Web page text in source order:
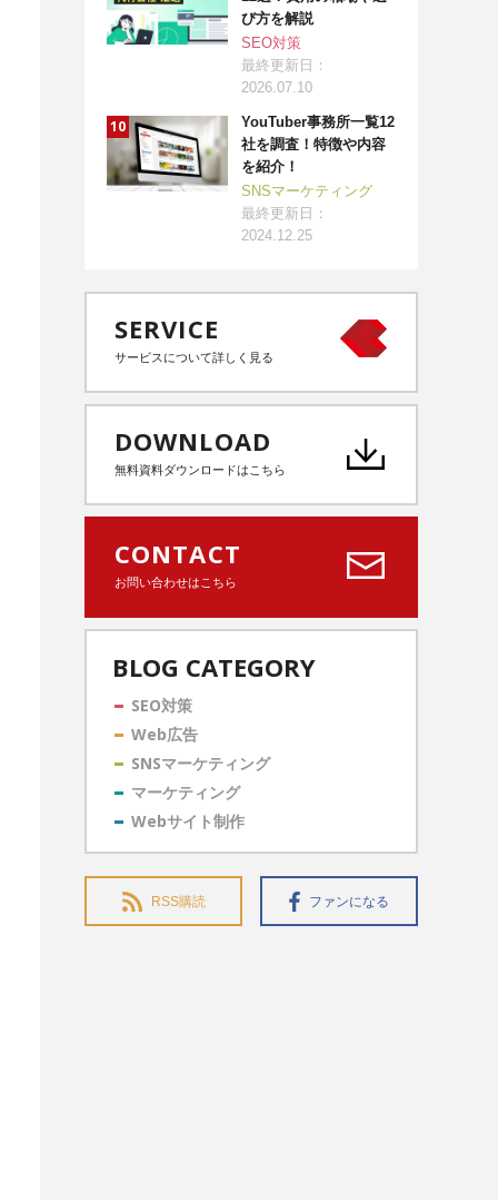
び方を解説
SEO対策
最終更新日：
2026.07.10
YouTuber事務所一覧12
社を調査！特徴や内容
を紹介！
SNSマーケティング
最終更新日：
2024.12.25
SERVICE
サービスについて詳しく見る
DOWNLOAD
無料資料ダウンロードはこちら
CONTACT
お問い合わせはこちら
BLOG CATEGORY
SEO対策
Web広告
SNSマーケティング
マーケティング
Webサイト制作
RSS購読 ファンになる